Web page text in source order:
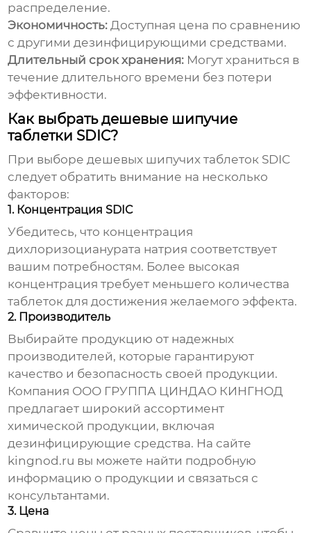
распределение.
Экономичность: Доступная цена по сравнению
с другими дезинфицирующими средствами.
Длительный срок хранения: Могут храниться в
течение длительного времени без потери
эффективности.
Как выбрать дешевые шипучие
таблетки SDIC?
При выборедешевых шипучих таблеток SDIC
следует обратить внимание на несколько
факторов:
1. Концентрация SDIC
Убедитесь, что концентрация
дихлоризоцианурата натрия соответствует
вашим потребностям. Более высокая
концентрация требует меньшего количества
таблеток для достижения желаемого эффекта.
2. Производитель
Выбирайте продукцию от надежных
производителей, которые гарантируют
качество и безопасность своей продукции.
Компания ООО ГРУППА ЦИНДАО КИНГНОД
предлагает широкий ассортимент
химической продукции, включая
дезинфицирующие средства. На сайте
kingnod.ru вы можете найти подробную
информацию о продукции и связаться с
консультантами.
3. Цена